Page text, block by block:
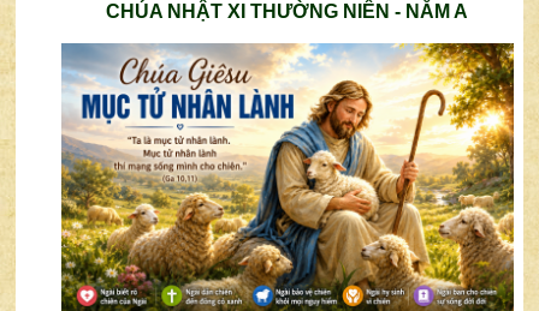
CHÚA NHẬT XI THƯỜNG NIÊN - NĂM A